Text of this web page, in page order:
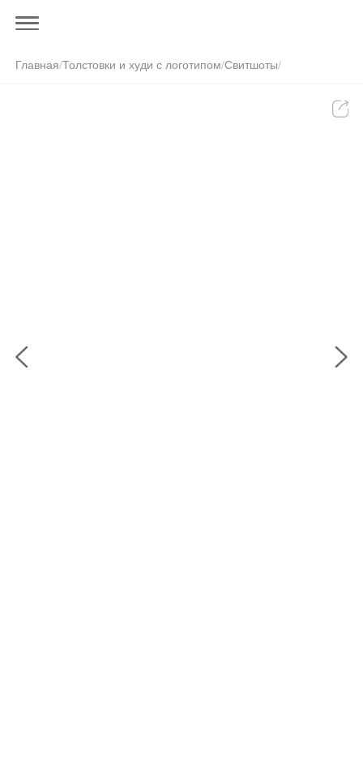
Главная/Толстовки и худи с логотипом/Свитшоты/